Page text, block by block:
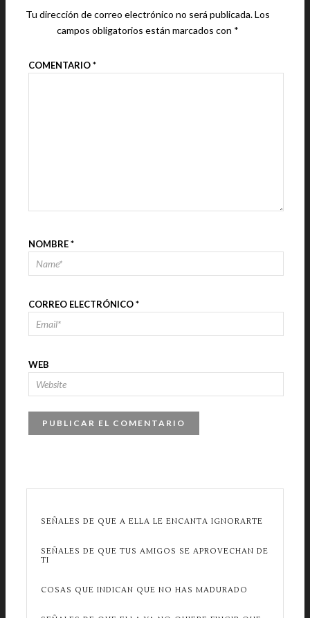
Tu dirección de correo electrónico no será publicada.Los
campos obligatorios están marcados con *
COMENTARIO*
NOMBRE*
CORREO ELECTRÓNICO*
WEB
SEÑALES DE QUE A ELLA LE ENCANTA IGNORARTE
SEÑALES DE QUE TUS AMIGOS SE APROVECHAN DE
TI
COSAS QUE INDICAN QUE NO HAS MADURADO